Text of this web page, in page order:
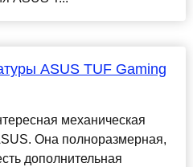
ASUS TUF Gaming
механическая
Она полноразмерная,
дополнительная